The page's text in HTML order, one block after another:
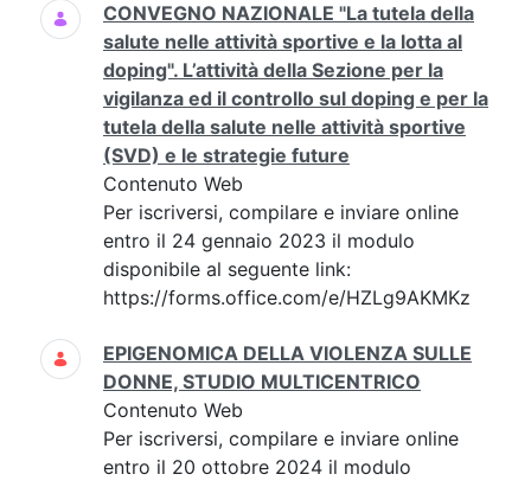
CONVEGNO NAZIONALE "La tutela della
salute nelle attività sportive e la lotta al
doping". L’attività della Sezione per la
vigilanza ed il controllo sul doping e per la
tutela della salute nelle attività sportive
(SVD) e le strategie future
Contenuto Web
Per iscriversi, compilare e inviare online
entro il 24 gennaio 2023 il modulo
disponibile al seguente link:
https://forms.office.com/e/HZLg9AKMKz
EPIGENOMICA DELLA VIOLENZA SULLE
DONNE, STUDIO MULTICENTRICO
Contenuto Web
Per iscriversi, compilare e inviare online
entro il 20 ottobre 2024 il modulo